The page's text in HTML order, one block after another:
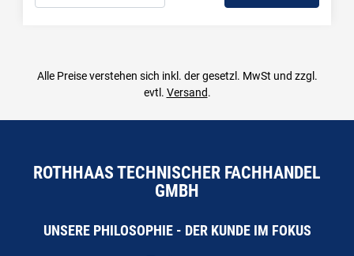
Alle Preise verstehen sich inkl. der gesetzl. MwSt und zzgl.
evtl. Versand.
ROTHHAAS TECHNISCHER FACHHANDEL
GMBH
UNSERE PHILOSOPHIE - DER KUNDE IM FOKUS